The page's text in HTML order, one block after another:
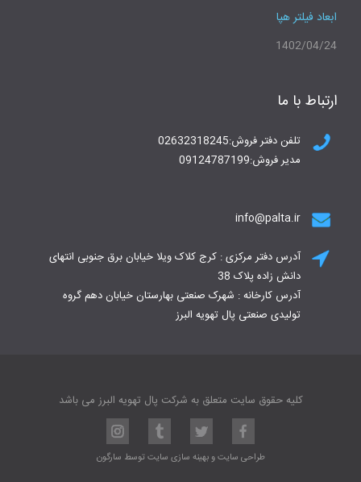
ابعاد فیلتر هپا
1402/04/24
ارتباط با ما
تلفن دفتر فروش:02632318245
مدیر فروش:09124787199
info@palta.ir
آدرس دفتر مرکزی : کرج کلاک ویلا خیابان برق جنوبی انتهای
دانش زاده پلاک 38
آدرس کارخانه : شهرک صنعتی بهارستان خیابان دهم گروه
تولیدی صنعتی پال تهویه البرز
کلیه حقوق سایت متعلق به شرکت پال تهویه البرز می باشد
طراحی سایتوبهینه سازی سایتتوسط سارگون